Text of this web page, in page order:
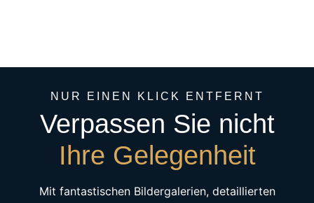
NUR EINEN KLICK ENTFERNT
Verpassen Sie nicht
Ihre Gelegenheit
Mit fantastischen Bildergalerien, detaillierten